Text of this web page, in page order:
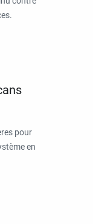
pour
en